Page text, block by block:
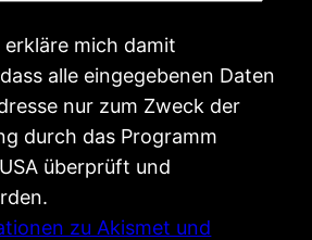
erkläre mich damit
alle eingegebenen Daten
nur zum Zweck der
durch das Programm
überprüft und
zu Akismet und